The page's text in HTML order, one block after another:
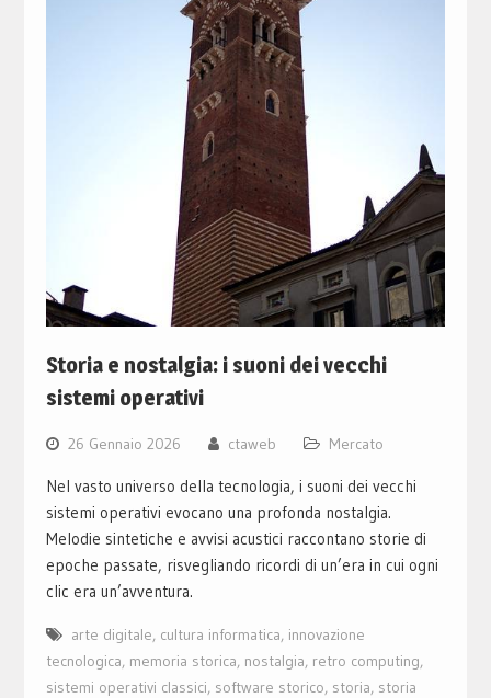
Storia e nostalgia: i suoni dei vecchi
sistemi operativi
26 Gennaio 2026 ctaweb Mercato
Nel vasto universo della tecnologia, i suoni dei vecchi
sistemi operativi evocano una profonda nostalgia.
Melodie sintetiche e avvisi acustici raccontano storie di
epoche passate, risvegliando ricordi di un’era in cui ogni
clic era un’avventura.
arte digitale, cultura informatica, innovazione
tecnologica, memoria storica, nostalgia, retro computing,
sistemi operativi classici, software storico, storia, storia